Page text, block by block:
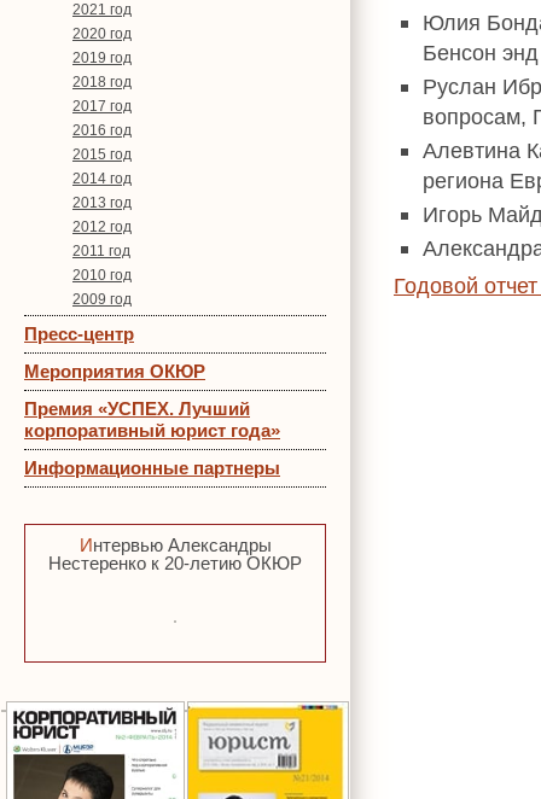
2021 год
2020 год
2019 год
2018 год
2017 год
2016 год
2015 год
2014 год
2013 год
2012 год
2011 год
2010 год
2009 год
Пресс-центр
Мероприятия ОКЮР
Премия «УСПЕХ. Лучший
корпоративный юрист года»
Информационные партнеры
Интервью Александры
Нестеренко к 20-летию ОКЮР
Юлия
Бенсон
Руслан
Алевтина
региона
Игорь
Годовой